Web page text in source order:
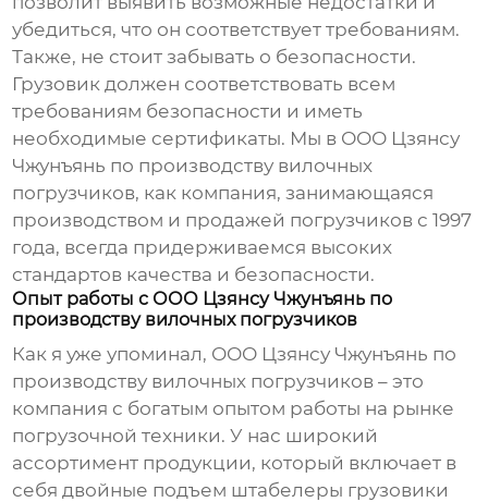
убедиться, что он соответствует требованиям.
Также, не стоит забывать о безопасности.
Грузовик должен соответствовать всем
требованиям безопасности и иметь
необходимые сертификаты. Мы в ООО Цзянсу
Чжунъянь по производству вилочных
погрузчиков, как компания, занимающаяся
производством и продажей погрузчиков с 1997
года, всегда придерживаемся высоких
стандартов качества и безопасности.
Опыт работы с ООО Цзянсу Чжунъянь по
производству вилочных погрузчиков
Как я уже упоминал, ООО Цзянсу Чжунъянь по
производству вилочных погрузчиков – это
компания с богатым опытом работы на рынке
погрузочной техники. У нас широкий
ассортимент продукции, который включает в
себя двойные подъем штабелеры грузовики